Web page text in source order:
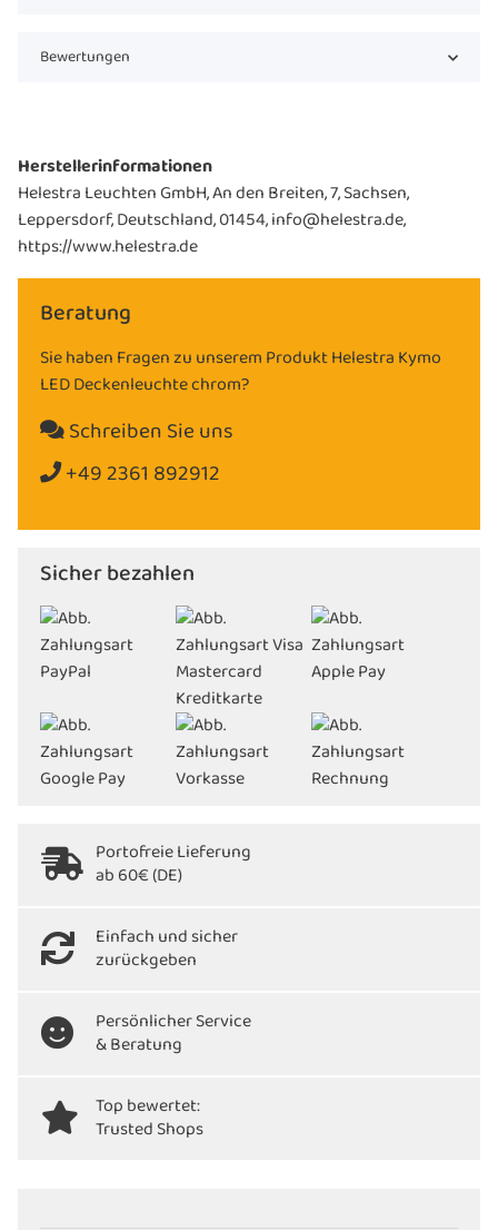
Bewertungen
Herstellerinformationen
Helestra Leuchten GmbH, An den Breiten, 7, Sachsen,
Leppersdorf, Deutschland, 01454, info@helestra.de,
https://www.helestra.de
Beratung
Sie haben Fragen zu unserem Produkt Helestra Kymo
LED Deckenleuchte chrom?
Schreiben Sie uns
+49 2361 892912
Sicher bezahlen
Portofreie Lieferung
ab 60€ (DE)
Einfach und sicher
zurückgeben
Persönlicher Service
& Beratung
Top bewertet:
Trusted Shops